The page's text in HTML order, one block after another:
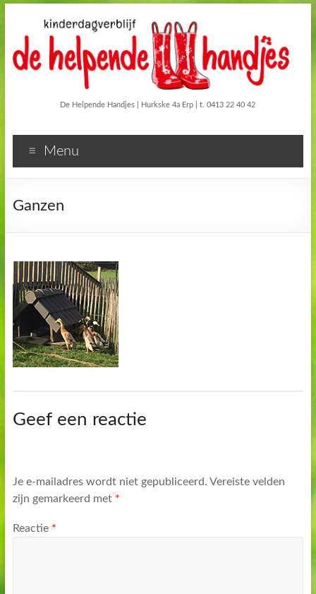
De Helpende Handjes | Hurkske 4a Erp | t. 0413 22 40 42
Menu
Ganzen
Geef een reactie
Je e-mailadres wordt niet gepubliceerd. Vereiste velden
zijn gemarkeerd met *
Reactie *